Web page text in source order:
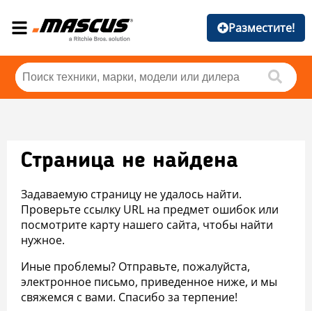
Разместите!
Страница не найдена
Задаваемую страницу не удалось найти.
Проверьте ссылку URL на предмет ошибок или
посмотрите карту нашего сайта, чтобы найти
нужное.
Иные проблемы? Отправьте, пожалуйста,
электронное письмо, приведенное ниже, и мы
свяжемся с вами. Спасибо за терпение!